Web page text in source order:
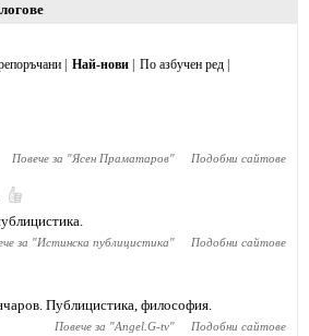
Най-нови
По азбучен ред
Повече за "Ясен Праматаров" Подобни сайтове
за "Истинска публицистика" Подобни сайтове
Публицистика, философия.
Повече за "Angel.G-tv" Подобни сайтове